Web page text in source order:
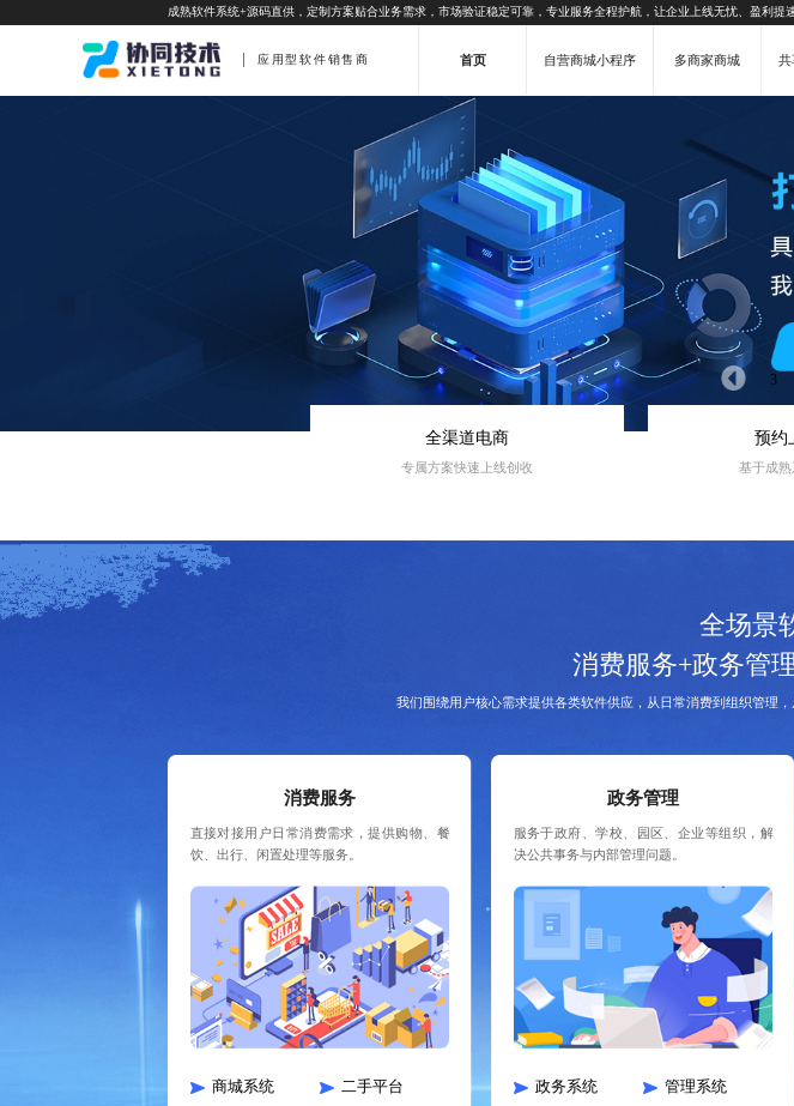
成熟软件系统+源码直供，定制方案贴合业务需求，市场验证稳定可靠，专业服务全程护航，让企业上线无忧、盈利提速
应用型软件销售商 首页 自营商城小程序 多商家商城 共
3
全渠道电商
专属方案快速上线创收
预约
基于成
全场景
消费服务+政务管
我们围绕用户核心需求提供各类软件供应，从日常消费到组织管理
消费服务
直接对接用户日常消费需求，提供购物、餐
饮、出行、闲置处理等服务。
商城系统 二手平台
政务管理
服务于政府、学校、园区、企业等组织，解
决公共事务与内部管理问题。
政务系统 管理系统